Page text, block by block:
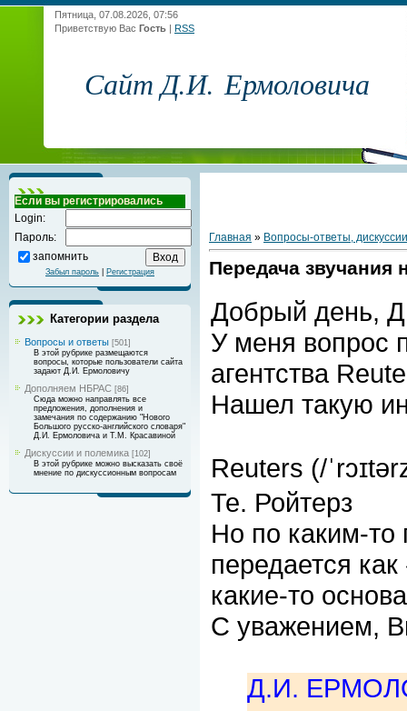
Пятница, 07.08.2026, 07:56
Приветствую Вас Гость | RSS
Сайт Д.И. Ермоловича
Если вы регистрировались
Login:
Пароль:
запомнить
Забыл пароль Регистрация
Категории раздела
Вопросы и ответы [501]
В этой рубрике размещаются
вопросы, которые пользователи сайта
задают Д.И. Ермоловичу
Дополняем НБРАС [86]
Сюда можно направлять все
предложения, дополнения и
замечания по содержанию "Нового
Большого русско-английского словаря"
Д.И. Ермоловича и Т.М. Красавиной
Дискуссии и полемика [102]
В этой рубрике можно высказать своё
мнение по дискуссионным вопросам
Главная » Вопросы-ответы, дискуссии
Передача звучания
Добрый день,
У меня вопрос
агентства
Нашел такую
Reuters (/
Те. Ройтерз
Но по каким-то
передается
какие-то
С уважением,
Д.И.